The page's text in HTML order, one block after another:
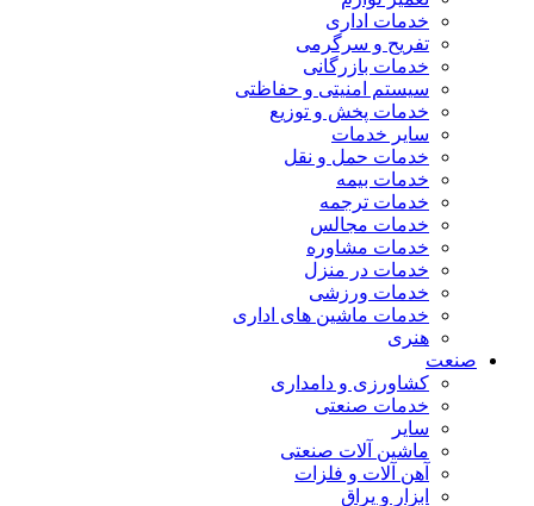
خدمات اداری
تفریح و سرگرمی
خدمات بازرگانی
سیستم امنیتی و حفاظتی
خدمات پخش و توزیع
سایر خدمات
خدمات حمل و نقل
خدمات بیمه
خدمات ترجمه
خدمات مجالس
خدمات مشاوره
خدمات در منزل
خدمات ورزشی
خدمات ماشین های اداری
هنری
صنعت
کشاورزی و دامداری
خدمات صنعتی
سایر
ماشین آلات صنعتی
آهن آلات و فلزات
ابزار و یراق